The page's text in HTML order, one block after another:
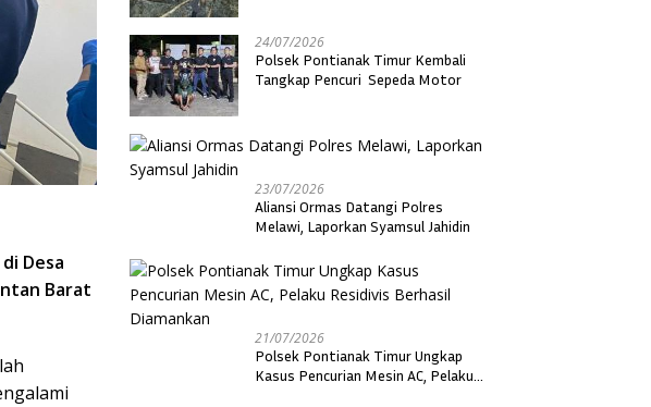
Desa
Barat
24/07/2026
Polsek Pontianak Timur Kembali
Tangkap Pencuri Sepeda Motor
23/07/2026
Aliansi Ormas Datangi Polres
Melawi, Laporkan Syamsul Jahidin
21/07/2026
Polsek Pontianak Timur Ungkap
Kasus Pencurian Mesin AC, Pelaku